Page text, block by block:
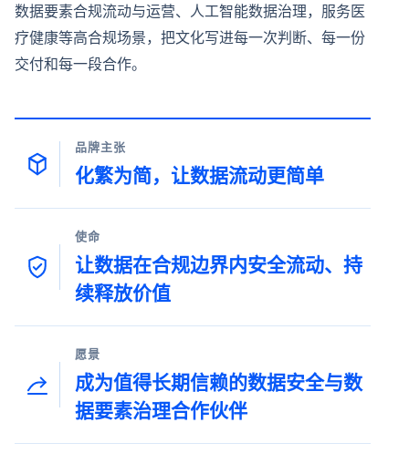
数据要素合规流动与运营、人工智能数据治理，服务医
疗健康等高合规场景，把文化写进每一次判断、每一份
交付和每一段合作。
品牌主张
化繁为简，让数据流动更简单
使命
让数据在合规边界内安全流动、持
续释放价值
愿景
成为值得长期信赖的数据安全与数
据要素治理合作伙伴